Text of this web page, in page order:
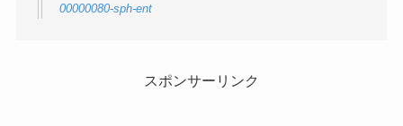
00000080-sph-ent
スポンサーリンク